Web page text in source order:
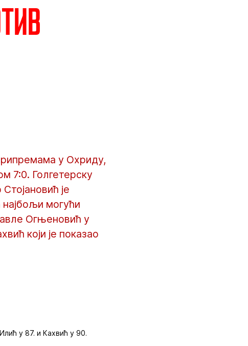
у Охриду,
7:0. Голгетерску
је
могући
Огњеновић у
који је показао
у 87. и Кахвић у 90.